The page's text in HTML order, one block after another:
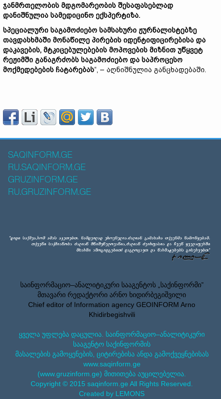
ჯანმრთელობის მდგომარეობის შესაფასებლად
დანიშნულია სამედიცინო ექსპერტიზა.
სპეციალური საგამოძიებო სამსახური ჟურნალისტებზე
თავდასხმაში მონაწილე პირების იდენტიფიცირებისა და
დაკავების, მტკიცებულებების მოპოვების მიზნით უწყვეტ
რეჟიმში განაგრძობს საგამოძიებო და საპროცესო
მოქმედებების ჩატარებას“, – აღნიშნულია განცხადებაში.
SAQINFORM.GE
RU.SAQINFORM.GE
GRUZINFORM.GE
RU.GRUZINFORM.GE
საინფორმაციო–ანალიტიკური სააგენტოს „საქინფორმი”
მთავარი რედაქტორი არნო ხიდირბეგიშვილი
Chief editor of Information agency GEOINFORM Arno
Khidirbegishvili
ყველა უფლება დაცულია. საინფორმაციო–ანალიტიკური
სააგენტო საქინფორმის
მასალების გამოყენების, ციტირებისა ანდა გამოქვეყნებისას
www.saqinform.ge
(www.gruzinform.ge) მითითება აუცილებელია.
Copyright © 2015 saqinform.ge All Rights Reserved.
Created by LEMONS